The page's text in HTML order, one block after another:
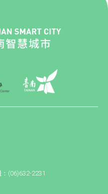
(06)632-2231